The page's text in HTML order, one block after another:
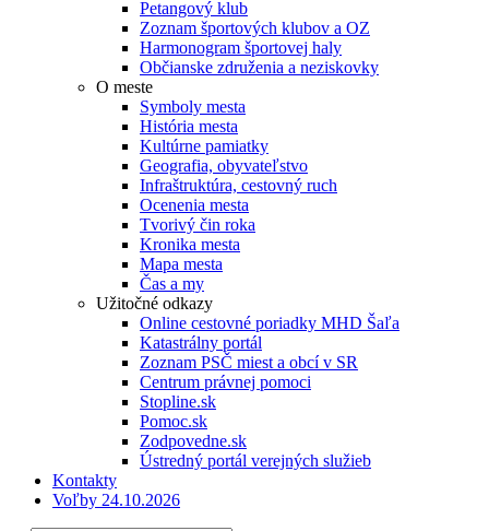
Petangový klub
Zoznam športových klubov a OZ
Harmonogram športovej haly
Občianske združenia a neziskovky
O meste
Symboly mesta
História mesta
Kultúrne pamiatky
Geografia, obyvateľstvo
Infraštruktúra, cestovný ruch
Ocenenia mesta
Tvorivý čin roka
Kronika mesta
Mapa mesta
Čas a my
Užitočné odkazy
Online cestovné poriadky MHD Šaľa
Katastrálny portál
Zoznam PSČ miest a obcí v SR
Centrum právnej pomoci
Stopline.sk
Pomoc.sk
Zodpovedne.sk
Ústredný portál verejných služieb
Kontakty
Voľby 24.10.2026